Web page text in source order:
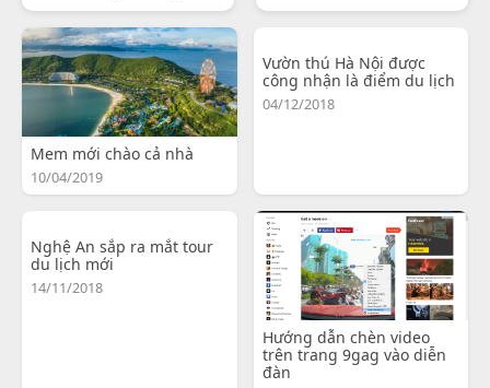
Mem mới chào cả nhà
10/04/2019
Vườn thú Hà Nội được
công nhận là điểm du lịch
04/12/2018
Nghệ An sắp ra mắt tour
du lịch mới
14/11/2018
Hướng dẫn chèn video
trên trang 9gag vào diễn
đàn